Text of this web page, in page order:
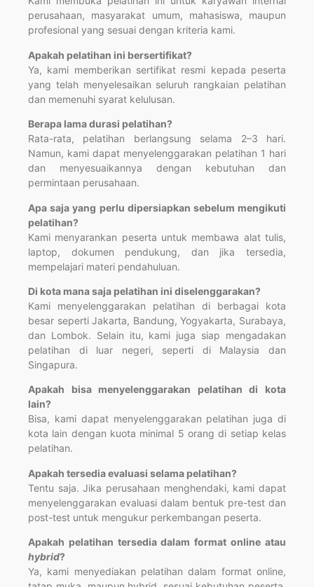
perusahaan, masyarakat umum, mahasiswa, maupun
profesional yang sesuai dengan kriteria kami.
Apakah pelatihan ini bersertifikat?
Ya, kami memberikan sertifikat resmi kepada peserta
yang telah menyelesaikan seluruh rangkaian pelatihan
dan memenuhi syarat kelulusan.
Berapa lama durasi pelatihan?
Rata-rata, pelatihan berlangsung selama 2–3 hari.
Namun, kami dapat menyelenggarakan pelatihan 1 hari
dan menyesuaikannya dengan kebutuhan dan
permintaan perusahaan.
Apa saja yang perlu dipersiapkan sebelum mengikuti
pelatihan?
Kami menyarankan peserta untuk membawa alat tulis,
laptop, dokumen pendukung, dan jika tersedia,
mempelajari materi pendahuluan.
Di kota mana saja pelatihan ini diselenggarakan?
Kami menyelenggarakan pelatihan di berbagai kota
besar seperti Jakarta, Bandung, Yogyakarta, Surabaya,
dan Lombok. Selain itu, kami juga siap mengadakan
pelatihan di luar negeri, seperti di Malaysia dan
Singapura.
Apakah bisa menyelenggarakan pelatihan di kota
lain?
Bisa, kami dapat menyelenggarakan pelatihan juga di
kota lain dengan kuota minimal 5 orang di setiap kelas
pelatihan.
Apakah tersedia evaluasi selama pelatihan?
Tentu saja. Jika perusahaan menghendaki, kami dapat
menyelenggarakan evaluasi dalam bentuk pre-test dan
post-test untuk mengukur perkembangan peserta.
Apakah pelatihan tersedia dalam format online atau
hybrid?
Ya, kami menyediakan pelatihan dalam format online,